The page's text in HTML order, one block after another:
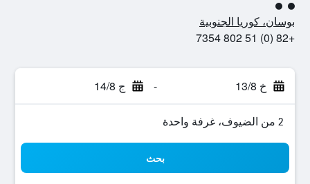
تقييم فئة 2
بوسان، كوريا الجنوبية
+82 (0) 51 802 7354
خ 13/8 - ج 14/8
2 من الضيوف، غرفة واحدة
بحث